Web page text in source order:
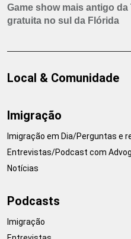
Game show mais antigo
gratuita no sul da Flórida
Local & Comunidade
Imigração
Imigração em Dia/Perguntas e
Entrevistas/Podcast com
Notícias
Podcasts
Imigração